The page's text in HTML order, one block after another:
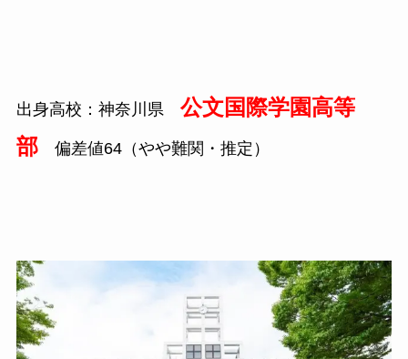
出身高校：神奈川県 公文国際学園高等
部偏差値64（やや難関・推定）